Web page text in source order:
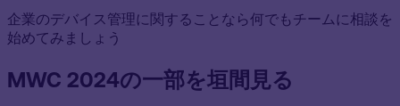
企業のデバイス管理に関することなら何でもチームに相談を
始めてみましょう
MWC 2024の一部を垣間見る